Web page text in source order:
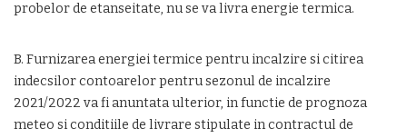
probelor de etanseitate, nu se va livra energie termica.
B. Furnizarea energiei termice pentru incalzire si citirea
indecsilor contoarelor pentru sezonul de incalzire
2021/2022 va fi anuntata ulterior, in functie de prognoza
meteo si conditiile de livrare stipulate in contractul de